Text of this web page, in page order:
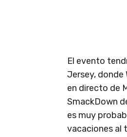
El evento
Jersey, donde
en directo de
SmackDown
es muy
vacaciones al